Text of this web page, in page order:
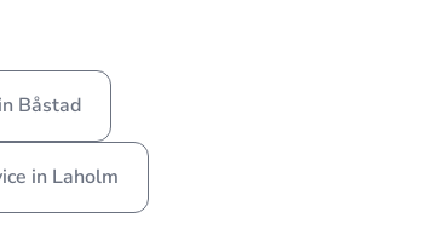
Båstad
in Laholm